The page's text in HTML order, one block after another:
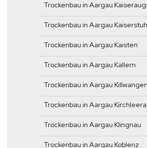
Trockenbau in Aargau
Trockenbau in Aargau
Trockenbau in Aargau Kaisten
Trockenbau in Aargau Kallern
Trockenbau in Aargau Killwangen
Trockenbau in Aargau
Trockenbau in Aargau Klingnau
Trockenbau in Aargau Koblenz